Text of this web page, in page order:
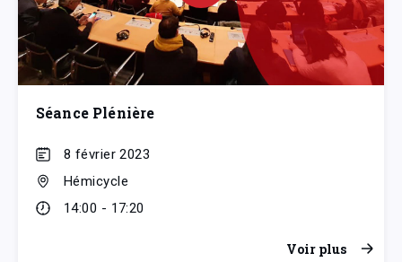
Séance Plénière
8 février 2023
Hémicycle
14:00 - 17:20
Voir plus